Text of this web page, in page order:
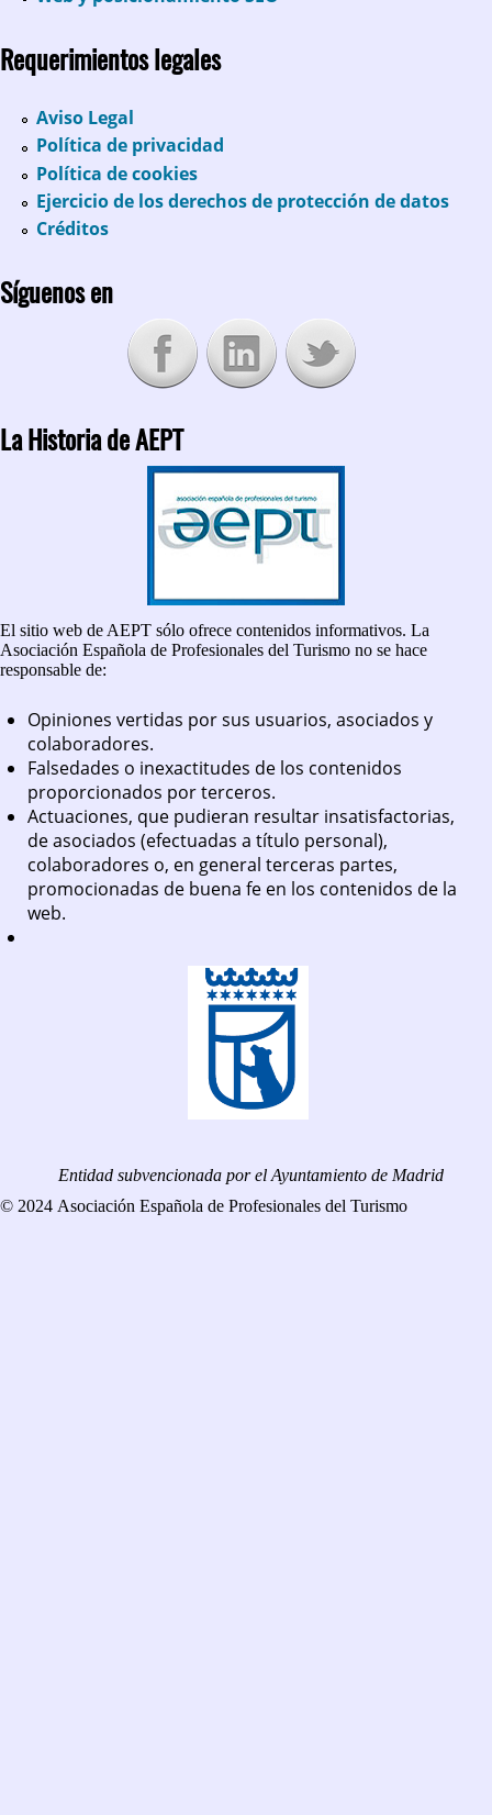
Requerimientos legales
Aviso Legal
Política de privacidad
Política de cookies
Ejercicio de los derechos de protección de datos
Créditos
Síguenos en
La Historia de AEPT
El sitio web de AEPT sólo ofrece contenidos informativos. La
Asociación Española de Profesionales del Turismo no se hace
responsable de:
Opiniones vertidas por sus usuarios, asociados y
colaboradores.
Falsedades o inexactitudes de los contenidos
proporcionados por terceros.
Actuaciones, que pudieran resultar insatisfactorias,
de asociados (efectuadas a título personal),
colaboradores o, en general terceras partes,
promocionadas de buena fe en los contenidos de la
web.
Entidad subvencionada por el Ayuntamiento de Madrid
© 2024 Asociación Española de Profesionales del Turismo